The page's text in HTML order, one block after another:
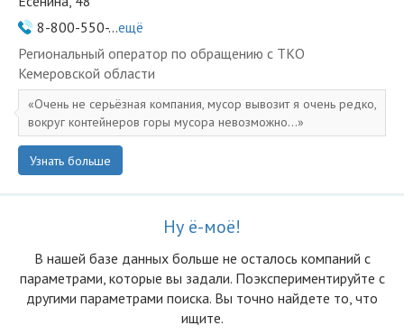
8-800-550-...ещё
Региональный оператор по обращению с ТКО
Кемеровской области
Очень не серьёзная компания, мусор вывозит я очень редко,
вокруг контейнеров горы мусора невозможно...
Узнать больше
Ну ё-моё!
В нашей базе данных больше не осталоcь компаний с
параметрами, которые вы задали. Поэкспериментируйте с
другими параметрами поиска. Вы точно найдете то, что
ищите.